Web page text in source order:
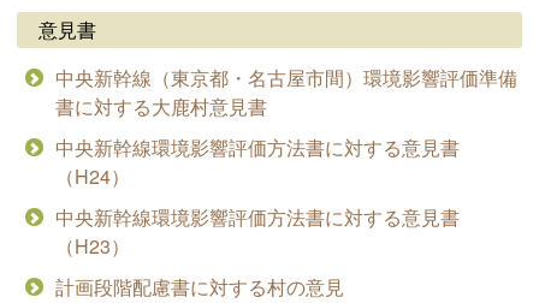
意見書
中央新幹線（東京都・名古屋市間）環境影響評価準備
書に対する大鹿村意見書
中央新幹線環境影響評価方法書に対する意見書
（H24）
中央新幹線環境影響評価方法書に対する意見書
（H23）
計画段階配慮書に対する村の意見